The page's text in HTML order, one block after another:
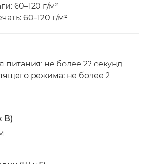
60–120 г/м²
60–120 г/м²
питания: не более 22 секунд
режима: не более 2
В)